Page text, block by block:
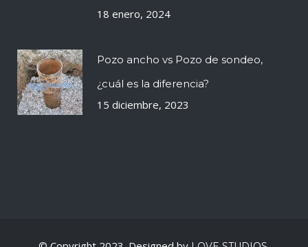
18 enero, 2024
Pozo ancho vs Pozo de sondeo,
¿cuál es la diferencia?
15 diciembre, 2023